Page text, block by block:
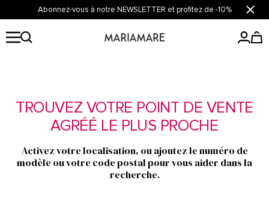
au
contenu
Abonnez-vous à notre NEWSLETTER et profitez de -10%
Mariamare
TROUVEZ VOTRE POINT DE VENTE
AGRÉÉ LE PLUS PROCHE
Activez votre localisation, ou ajoutez le numéro de
modèle ou votre code postal pour vous aider dans la
recherche.